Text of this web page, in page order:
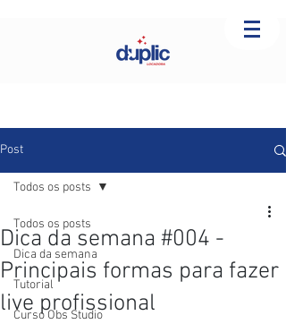
Post
Todos os posts
Dica da semana
Tutorial
Curso Obs Studio
Todos os posts
Dica da semana #004 -
Principais formas para fazer
live profissional